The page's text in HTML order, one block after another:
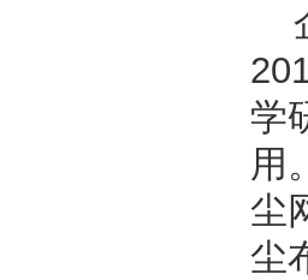
学
用
尘
尘